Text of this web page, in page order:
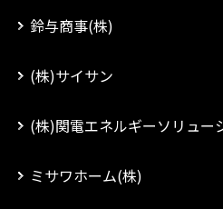
鈴与商事(株)
(株)サイサン
(株)関電エネルギーソリュー
ミサワホーム(株)